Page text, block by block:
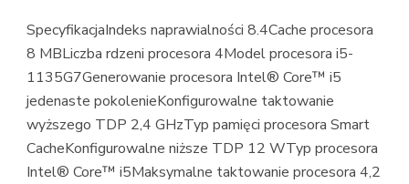
SpecyfikacjaIndeks naprawialności 8.4Cache procesora
8 MBLiczba rdzeni procesora 4Model procesora i5-
1135G7Generowanie procesora Intel® Core™ i5
jedenaste pokolenieKonfigurowalne taktowanie
wyższego TDP 2,4 GHzTyp pamięci procesora Smart
CacheKonfigurowalne niższe TDP 12 WTyp procesora
Intel® Core™ i5Maksymalne taktowanie procesora 4,2